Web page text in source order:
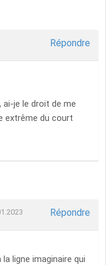
Répondre
ai-je le droit de me
extrême du court
Répondre
ligne imaginaire qui